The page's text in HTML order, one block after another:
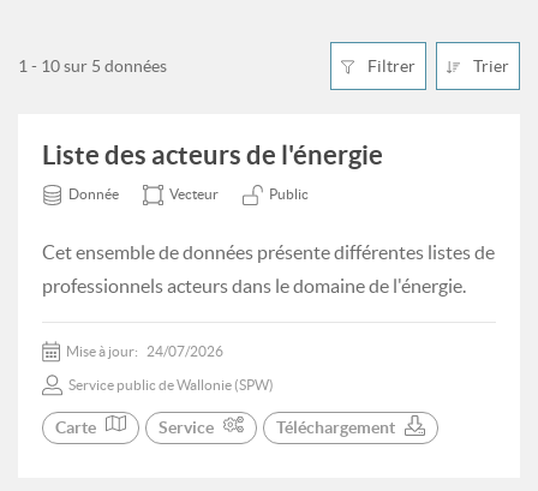
Filtrer Trier
1 - 10 sur 5 données
Liste des acteurs de l'énergie
Donnée Vecteur Public
Cet ensemble de données présente différentes listes de
professionnels acteurs dans le domaine de l'énergie.
Mise à jour: 24/07/2026
Service public de Wallonie (SPW)
Carte Service Téléchargement